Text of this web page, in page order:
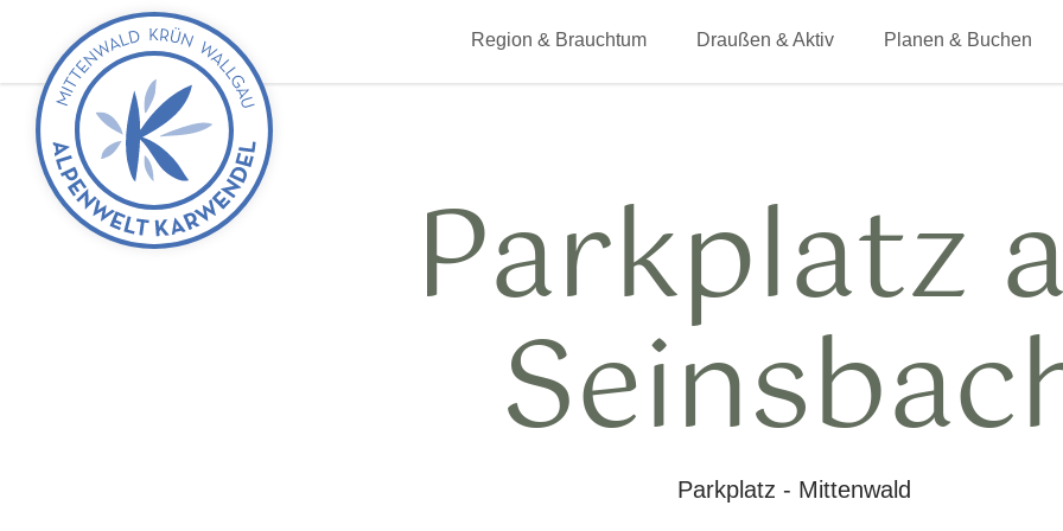
Region & Brauchtum Draußen & Aktiv Planen & Buchen
zurück
zur
Startseite
Parkplatz
Parkplatz - Mittenwald